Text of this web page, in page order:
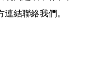
結聯絡我們。